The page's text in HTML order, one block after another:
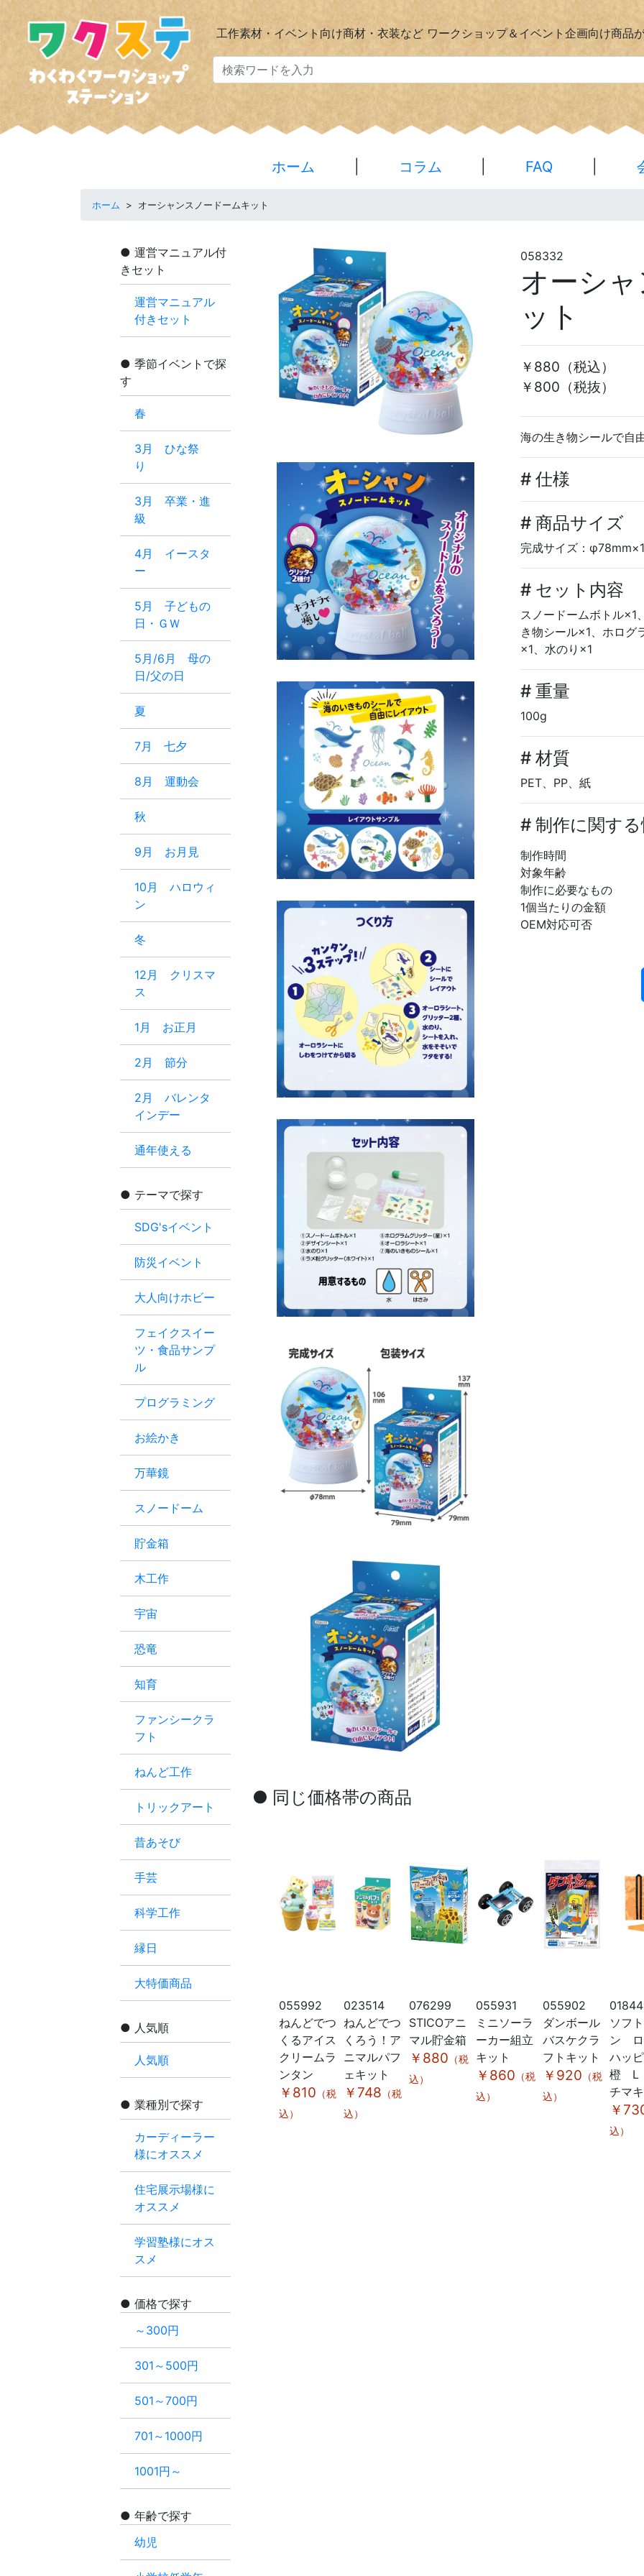
工作素材・イベント向け商材・衣装など ワークショップ＆イベント企画向け商品
ホーム コラム FAQ
ホーム > オーシャンスノードームキット
運営マニュアル付
きセット
運営マニュアル
付きセット
季節イベントで探
す
春
3月 ひな祭
り
3月 卒業・進
級
4月 イースタ
ー
5月 子どもの
日・ＧＷ
5月/6月 母の
日/父の日
夏
7月 七夕
8月 運動会
秋
9月 お月見
10月 ハロウィ
ン
冬
12月 クリスマ
ス
1月 お正月
2月 節分
2月 バレンタ
インデー
通年使える
テーマで探す
SDG'sイベント
防災イベント
大人向けホビー
フェイクスイー
ツ・食品サンプ
ル
プログラミング
お絵かき
万華鏡
スノードーム
貯金箱
木工作
宇宙
恐竜
知育
ファンシークラ
フト
ねんど工作
トリックアート
昔あそび
手芸
科学工作
縁日
大特価商品
人気順
人気順
業種別で探す
カーディーラー
様にオススメ
住宅展示場様に
オススメ
学習塾様にオス
スメ
価格で探す
～300円
301～500円
501～700円
701～1000円
1001円～
年齢で探す
幼児
058332
オーシ
ット
￥880 （税込）
￥800（税抜）
海の生き物シールで自
# 仕様
# 商品サイズ
完成サイズ：
# セット内容
スノードームボトル×1
き物シール×1、ホログ
×1、水のり×1
# 重量
100g
# 材質
PET、PP、紙
# 制作に関する
制作時間
対象年齢
制作に必要なもの
1個当たりの金額
OEM対応可否
● 同じ価格帯の商品
055992
ねんどでつ
くるアイス
クリームラ
ンタン
￥810 （税
込）
023514
ねんどでつ
くろう！ア
ニマルパフ
ェキット
￥748 （税
込）
076299
STICOアニ
マル貯金箱
￥880 （税
込）
055931
ミニソーラ
ーカー組立
キット
￥860 （税
込）
055902
ダンボール
バスケクラ
フトキット
￥920 （税
込）
ソフ
ン ロ
ハッ
橙 L
チマキ
￥
込）